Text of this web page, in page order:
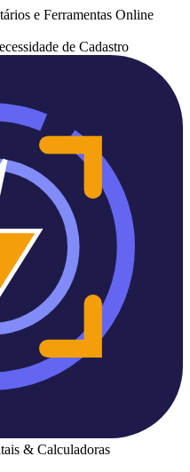
e Ferramentas Online
de Cadastro
& Calculadoras